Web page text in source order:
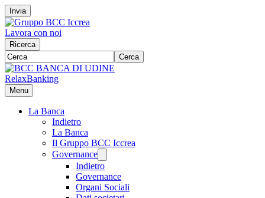
Invia
Lavora con noi
Ricerca
Cerca
RelaxBanking
Menu
La Banca
Indietro
La Banca
Il Gruppo BCC Iccrea
Governance
Indietro
Governance
Organi Sociali